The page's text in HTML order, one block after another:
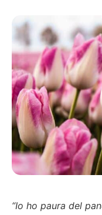
“Io ho paura del